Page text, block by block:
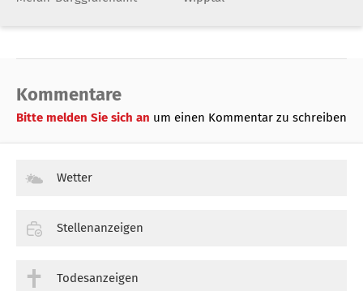
Kommentare
Bitte melden Sie sich an um einen Kommentar zu schreiben
Wetter
Stellenanzeigen
Todesanzeigen